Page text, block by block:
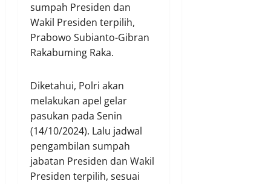
sumpah Presiden dan
Wakil Presiden terpilih,
Prabowo Subianto-Gibran
Rakabuming Raka.
Diketahui, Polri akan
melakukan apel gelar
pasukan pada Senin
(14/10/2024). Lalu jadwal
pengambilan sumpah
jabatan Presiden dan Wakil
Presiden terpilih, sesuai